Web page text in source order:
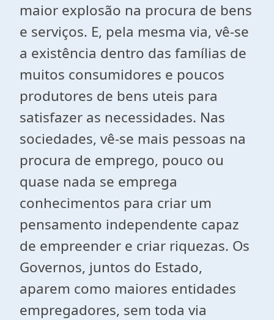
maior explosão na procura de bens
e serviços. E, pela mesma via, vê-se
a existência dentro das famílias de
muitos consumidores e poucos
produtores de bens uteis para
satisfazer as necessidades. Nas
sociedades, vê-se mais pessoas na
procura de emprego, pouco ou
quase nada se emprega
conhecimentos para criar um
pensamento independente capaz
de empreender e criar riquezas. Os
Governos, juntos do Estado,
aparem como maiores entidades
empregadores, sem toda via